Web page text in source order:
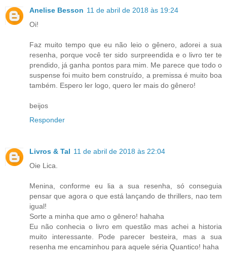
Anelise Besson 11 de abril de 2018 às 19:24
Oi!
Faz muito tempo que eu não leio o gênero, adorei a sua
resenha, porque você ter sido surpreendida e o livro ter te
prendido, já ganha pontos para mim. Me parece que todo o
suspense foi muito bem construído, a premissa é muito boa
também. Espero ler logo, quero ler mais do gênero!
beijos
Responder
Livros & Tal 11 de abril de 2018 às 22:04
Oie Lica.
Menina, conforme eu lia a sua resenha, só conseguia
pensar que agora o que está lançando de thrillers, nao tem
igual!
Sorte a minha que amo o gênero! hahaha
Eu não conhecia o livro em questão mas achei a historia
muito interessante. Pode parecer besteira, mas a sua
resenha me encaminhou para aquele séria Quantico! haha